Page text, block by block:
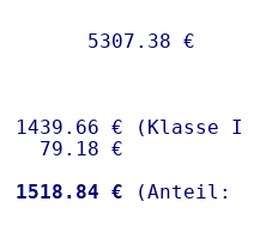
€ (Klasse I)
79.18 €
1518.84 €